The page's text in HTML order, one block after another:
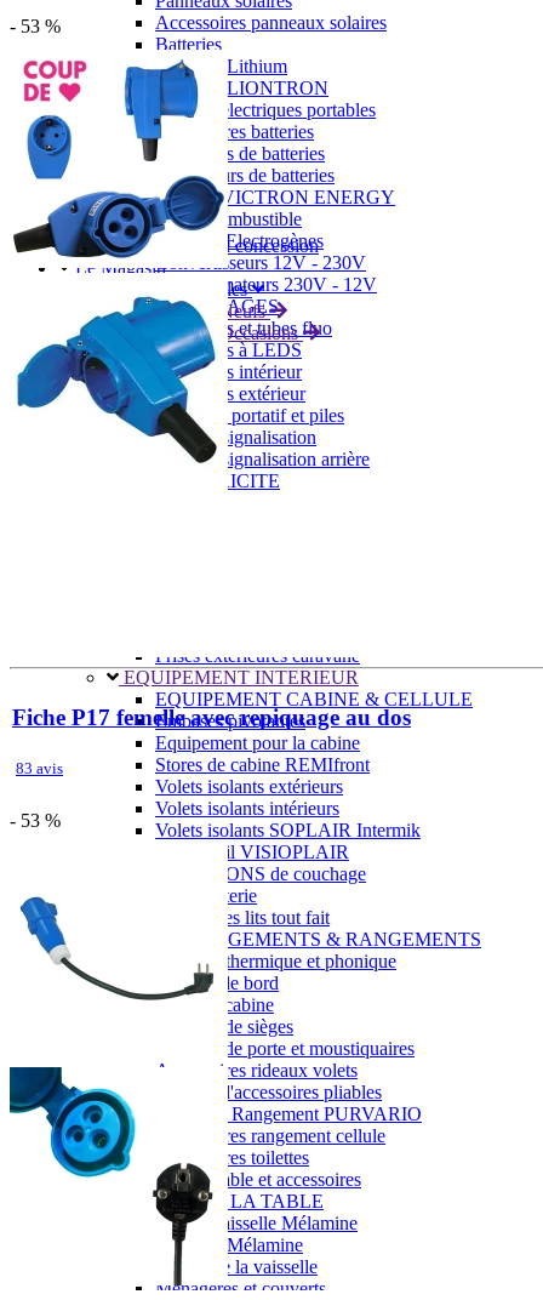
Accessoires panneaux solaires
Batteries
Batteries Lithium
Batteries LIONTRON
Stations électriques portables
Accessoires batteries
Chargeurs de batteries
Séparateurs de batteries
Gamme VICTRON ENERGY
Piles à combustible
Groupes Electrogènes
Convertisseurs 12V - 230V
Transformateurs 230V - 12V
ECLAIRAGES
Ampoules et tubes fluo
Ampoules à LEDS
Eclairages intérieur
Eclairages extérieur
Eclairage portatif et piles
Feux de signalisation
Feux de signalisation arrière
ELECTRICITE
Prises extérieures caravane
EQUIPEMENT INTERIEUR
EQUIPEMENT CABINE & CELLULE
Embases pivotantes
Equipement pour la cabine
Stores de cabine REMIfront
Volets isolants extérieurs
Volets isolants intérieurs
Volets isolants SOPLAIR Intermik
Pare-soleil VISIOPLAIR
SOLUTIONS de couchage
Pour la literie
Couchages lits tout fait
AMÉNAGEMENTS & RANGEMENTS
Isolation thermique et phonique
Tableau de bord
Tapis de cabine
Housses de sièges
Rideaux de porte et moustiquaires
Accessoires rideaux volets
Gamme d'accessoires pliables
Solutions Rangement PURVARIO
Accessoires rangement cellule
Accessoires toilettes
Pied de table et accessoires
ART DE LA TABLE
Lot de Vaisselle Mélamine
Vaisselle Mélamine
Pour faire la vaisselle
Ménagères et couverts
Nouveautés
Déstockage
Ventes Flash
Reconditionnés
Nos Véhicules en concession
Le Magasin
Concession & Véhicules
Nos véhicules Neufs
Nos véhicules Occasions
Le magasin
- 53 %
Fiche P17 femelle avec repiquage au dos
83 avis
- 53 %